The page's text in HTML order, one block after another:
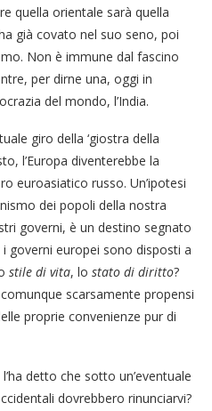
quella orientale sarà quella
già covato nel suo seno, poi
Non è immune dal fascino
per dirne una, oggi in
del mondo, l’India.
giro della ‘giostra della
l’Europa diventerebbe la
euroasiatico russo. Un’ipotesi
dei popoli della nostra
governi, è un destino segnato
i governi europei sono disposti a
stile di vita, lo stato di diritto?
scarsamente propensi
proprie convenienze pur di
l’ha detto che sotto un’eventuale
dovrebbero rinunciarvi?